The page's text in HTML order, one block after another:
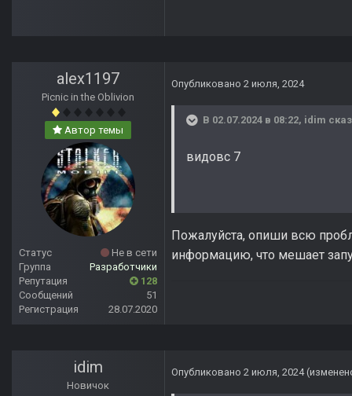
alex1197
Picnic in the Oblivion
Автор темы
Статус
Не в сети
Группа
Разработчики
Репутация
128
Сообщений
51
Регистрация
28.07.2020
Опубликовано 2 июля, 2024
В 02.07.2024 в 08:22, idim
видовс 7
Пожалуйста, опиши всю
информацию, что мешает
idim
Новичок
Опубликовано 2 июля, 2024